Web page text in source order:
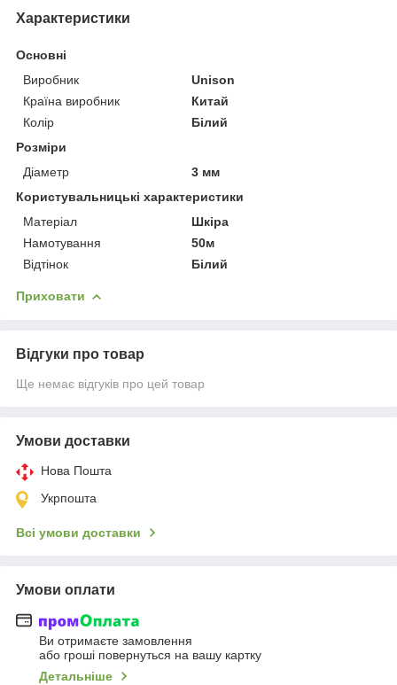
Характеристики
Основні
Виробник
Unison
Країна виробник
Китай
Колір
Білий
Розміри
Діаметр
3 мм
Користувальницькі характеристики
Матеріал
Шкіра
Намотування
50м
Відтінок
Білий
Приховати
Відгуки про товар
Ще немає відгуків про цей товар
Умови доставки
Нова Пошта
Укрпошта
Всі умови доставки
Умови оплати
Ви отримаєте замовлення
або гроші повернуться на вашу картку
Детальніше